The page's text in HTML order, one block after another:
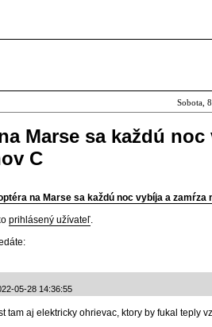
Sobota,
Marse sa každú noc
C
na Marse sa každú noc vybíja a zamŕza
prihlásený užívateľ.
05-28 14:36:55
tam aj elektricky ohrievac, ktory by fukal teply